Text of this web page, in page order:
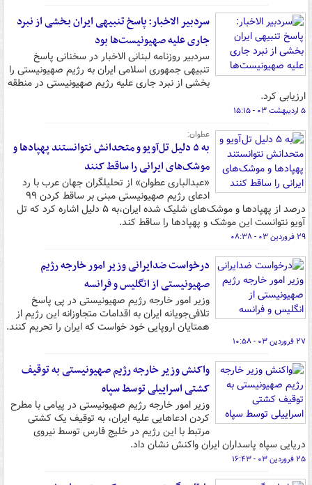
سردبیر الاخبار: پاسخ تنبیهی ایران بخشی از نبرد
جاری علیه صهیونیست‌ها بود
سردبیر روزنامه لبنانی الاخبار در سخنانی پاسخ
تنبیهی جمهوری اسلامی ایران به رژیم صهیونیستی را
بخشی از نبرد جاری علیه رژیم صهیونیستی در منطقه
ارزیابی کرد.
۵ اردیبهشت ۰۳ - ۱۵:۱۵
عطوان:
به ۵ دلیل تل‌آویو و متحدانش نتوانستند پهپادها و
موشک‌های ایرانی را ساقط کنند
«عبدالباری عطوان» از تحلیلگران جهان عرب با رد
ادعای رژیم صهیونیستی مبنی بر ساقط کردن ۹۹
درصد از پهپادها و موشک‌های شلیک شده ایران،به ۵ دلیل اشاره کرد که تل
آویو نتوانست این موشک و پهپادها را ساقط کند.
۲۹ فروردین ۰۳ - ۰۸:۳۸
درخواست ضدایرانی وزیر امور خارجه رژیم
صهیونیستی از انگلیس و فرانسه
وزیر امور خارجه رژیم صهیونیستی در پی پاسخ
تلافی‌جویانه ایران به اقدامات متجاوزانه این رژیم از
همتایان اروپایی خود خواست که ایران را تحریم کنند.
۲۷ فروردین ۰۳ - ۱۰:۵۸
واکنش وزیر خارجه رژیم صهیونیستی به توقیف
کشتی اسراییلی توسط سپاه
وزیر امور خارجه رژیم صهیونیستی در پیامی با مطرح
کردن ادعاهایی علیه ایران، به توقیف یک کشتی
مرتبط با این رژیم در خلیج فارس توسط نیروی
دریایی سپاه پاسداران ایران واکنش نشان داد.
۲۵ فروردین ۰۳ - ۱۶:۴۳